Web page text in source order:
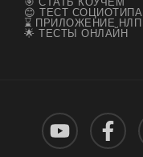
😊 ТЕСТ СОЦИОТИПА
⌛ ПРИЛОЖЕНИЕ НЛП
🌟 ТЕСТЫ ОНЛАЙН